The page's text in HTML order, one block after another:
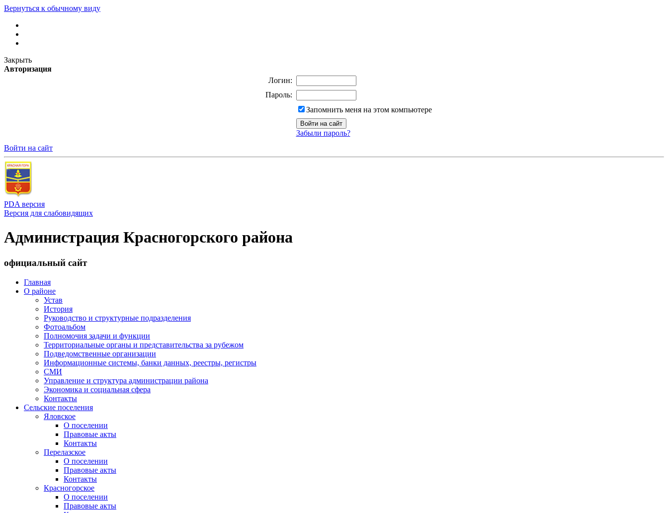
Вернуться к обычному виду
Закрыть
Авторизация
Логин:
Пароль:
Запомнить меня на этом компьютере
Забыли пароль?
Войти на сайт
PDA версия
Версия для слабовидящих
Администрация Красногорского района
официальный сайт
Главная
О районе
Устав
История
Руководство и структурные подразделения
Фотоальбом
Полномочия задачи и функции
Территориальные органы и представительства за рубежом
Подведомственные организации
Информационные системы, банки данных, реестры, регистры
СМИ
Управление и структура администрации района
Экономика и социальная сфера
Контакты
Сельские поселения
Яловское
О поселении
Правовые акты
Контакты
Перелазское
О поселении
Правовые акты
Контакты
Красногорское
О поселении
Правовые акты